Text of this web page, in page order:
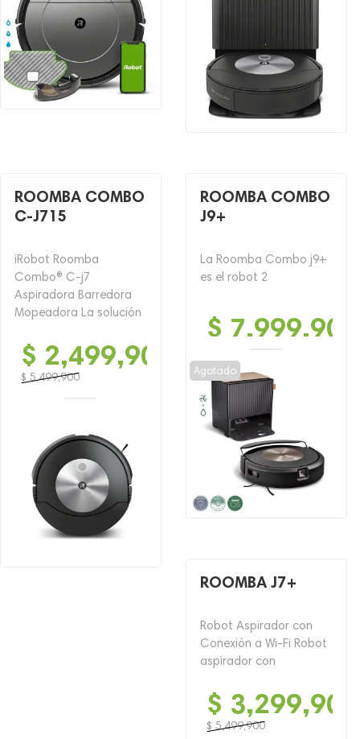
$ 2,299,900.
$ 1,499,900.
ROOMBA COMBO
C-J715
iRobot Roomba
Combo® C-j7
Aspiradora Barredora
Mopeadora La solución
$ 5,499,900
$ 5,499,900.
$ 2,499,900
$ 2,499,900.
ROOMBA COMBO
J9+
La Roomba Combo j9+
es el robot 2
$ 7,999,900
Agotado
ROOMBA J7+
Robot Aspirador con
Conexión a Wi-Fi Robot
aspirador con
$ 5,499,900
$ 3,299,900